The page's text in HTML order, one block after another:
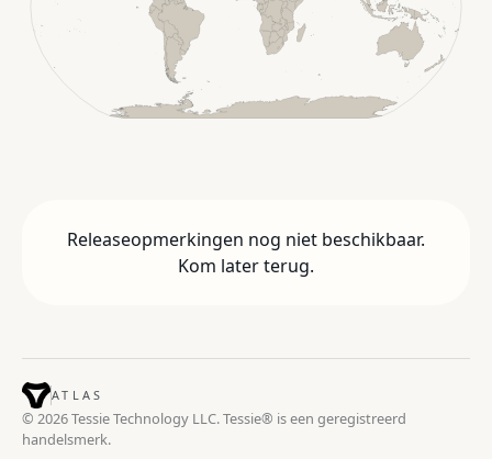
Releaseopmerkingen nog niet beschikbaar.
Kom later terug.
ATLAS
© 2026 Tessie Technology LLC. Tessie® is een geregistreerd
handelsmerk.